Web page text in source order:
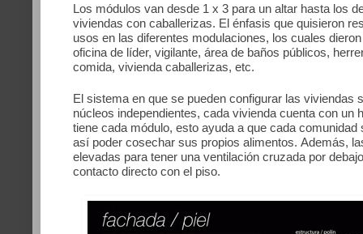
Los módulos van desde 1 x 3 para un altar hasta los
viviendas con caballerizas. El énfasis que quisieron
usos en las diferentes modulaciones, los cuales
oficina de líder, vigilante, área de baños públicos,
comida, vivienda caballerizas, etc.
El sistema en que se pueden configurar las viviendas
núcleos independientes, cada vivienda cuenta con un
tiene cada módulo, esto ayuda a que cada
así poder cosechar sus propios alimentos. Además,
elevadas para tener una ventilación cruzada por
contacto directo con el piso.